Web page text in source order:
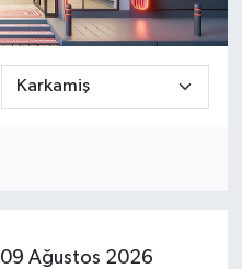
09 Ağustos 2026